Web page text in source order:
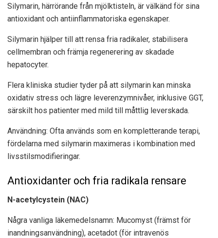
Silymarin, härrörande från mjölktisteln, är välkänd för sina
antioxidant och antiinflammatoriska egenskaper.
Silymarin hjälper till att rensa fria radikaler, stabilisera
cellmembran och främja regenerering av skadade
hepatocyter.
Flera kliniska studier tyder på att silymarin kan minska
oxidativ stress och lägre leverenzymnivåer, inklusive GGT,
särskilt hos patienter med mild till måttlig leverskada.
Användning: Ofta används som en kompletterande terapi,
fördelarna med silymarin maximeras i kombination med
livsstilsmodifieringar.
Antioxidanter och fria radikala rensare
N-acetylcystein (NAC)
Några vanliga läkemedelsnamn: Mucomyst (främst för
inandningsanvändning), acetadot (för intravenös